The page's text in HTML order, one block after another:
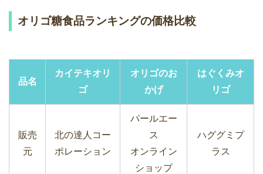
オリゴ糖食品ランキングの価格比較
品名
カイテキオリ
ゴ
オリゴのお
かげ
はぐくみオ
リゴ
販売
元
北の達人コー
ポレーション
パールエー
ス
オンライン
ショップ
ハググミプ
ラス